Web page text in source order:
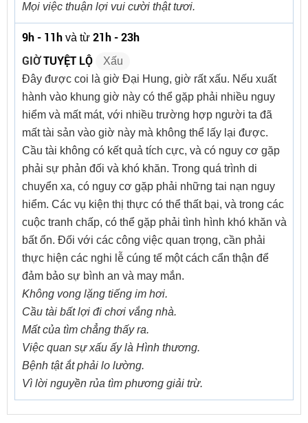
Mọi việc thuận lợi vui cười thật tươi.
9h - 11h và từ 21h - 23h
GIỜTUYỆT LỘ
Xấu
Đây được coi là giờ Đại Hung, giờ rất xấu. Nếu xuất
hành vào khung giờ này có thể gặp phải nhiều nguy
hiểm và mất mát, với nhiều trường hợp người ta đã
mất tài sản vào giờ này mà không thể lấy lại được.
Cầu tài không có kết quả tích cực, và có nguy cơ gặp
phải sự phản đối và khó khăn. Trong quá trình di
chuyển xa, có nguy cơ gặp phải những tai nạn nguy
hiểm. Các vụ kiện thị thực có thể thất bại, và trong các
cuộc tranh chấp, có thể gặp phải tình hình khó khăn và
bất ổn. Đối với các công việc quan trọng, cần phải
thực hiện các nghi lễ cúng tế một cách cẩn thận để
đảm bảo sự bình an và may mắn.
Không vong lặng tiếng im hơi.
Cầu tài bất lợi đi chơi vắng nhà.
Mất của tìm chẳng thấy ra.
Việc quan sự xấu ấy là Hình thương.
Bệnh tật ắt phải lo lường.
Vì lời nguyền rủa tìm phương giải trừ.